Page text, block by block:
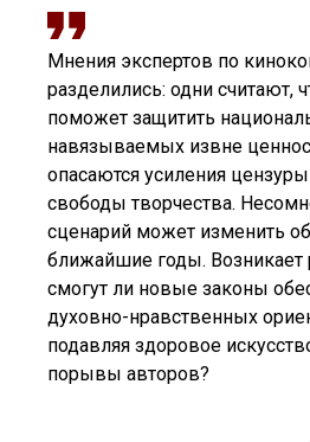
Мнения экспертов по
разделились: одни считают,
поможет защитить
навязываемых извне
опасаются усиления
свободы творчества.
сценарий может изменить
ближайшие годы. Возникает
смогут ли новые законы
духовно-нравственных
подавляя здоровое
порывы авторов?